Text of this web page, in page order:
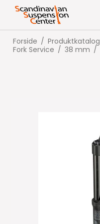
Forside / Produktkatalog
Fork Service / 38 mm /